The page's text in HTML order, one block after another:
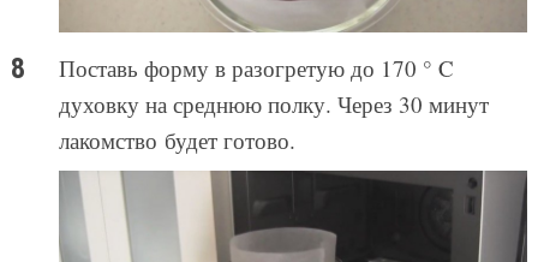
Поставь форму в разогретую до 170 ° C
духовку на среднюю полку. Через 30 минут
лакомство будет готово.